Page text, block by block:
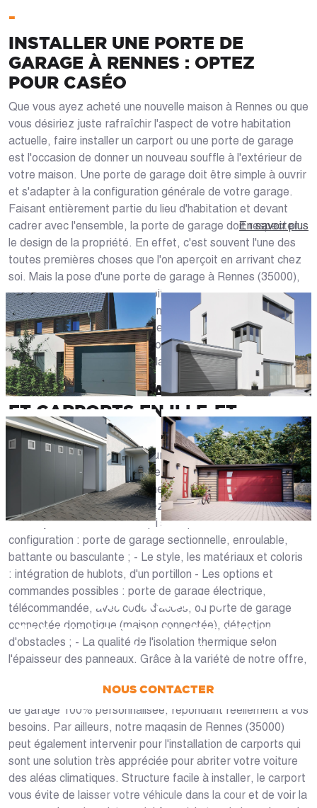
-
INSTALLER UNE PORTE DE
GARAGE À RENNES : OPTEZ
POUR CASÉO
Que vous ayez acheté une nouvelle maison à Rennes ou que
vous désiriez juste rafraîchir l'aspect de votre habitation
actuelle, faire installer un carport ou une porte de garage
est l'occasion de donner un nouveau souffle à l'extérieur de
votre maison. Une porte de garage doit être simple à ouvrir
et s'adapter à la configuration générale de votre garage.
Faisant entièrement partie du lieu d'habitation et devant
cadrer avec l'ensemble, la porte de garage doit respecter
le design de la propriété. En effet, c'est souvent l'une des
toutes premières choses que l'on aperçoit en arrivant chez
soi. Mais la pose d'une porte de garage à Rennes (35000),
Cesson-Sévigné ou Betton doit aussi garantir la sécurité
aux véhicules qui y sont stationnés. Sélection du système
d'ouverture, des matériaux, des dimensions, de la couleur
et du style : l'analyse des besoins par des professionnels
vous permettra d'y voir plus clair dans votre démarche.
PORTES DE GARAGE SUR MESURE
ET CARPORTS EN ILLE-ET-
VILAINE
En magasin ou directement sur notre site web, les
spécialistes de Caséo en Ille-et-Vilaine (35) sont à votre
service pour vous accompagner dans la définition de votre
projet. Avec eux, vous pourrez décider différents éléments
: - Le système d'ouverture qui s'adapte le mieux à la
configuration : porte de garage sectionnelle, enroulable,
battante ou basculante ; - Le style, les matériaux et coloris
: intégration de hublots, d'un portillon - Les options et
commandes possibles : porte de garage électrique,
télécommandée, avec code d'accès, ou porte de garage
connectée domotique (maison connectée), détection
d'obstacles ; - La qualité de l'isolation thermique selon
l'épaisseur des panneaux. Grâce à la variété de notre offre,
personnalisations vous permettant d'aménager une porte
de garage 100% personnalisée, répondant réellement à vos
besoins. Par ailleurs, notre magasin de Rennes (35000)
peut également intervenir pour l'installation de carports qui
sont une solution très appréciée pour abriter votre voiture
des aléas climatiques. Structure facile à installer, le carport
vous évite de laisser votre véhicule dans la cour et de voir la
En savoir plus
UN PROJET ?
Nous vous accompagnons dans votre projet
de la conception jusqu’à la pose !
NOUS CONTACTER
PRENDRE RDV